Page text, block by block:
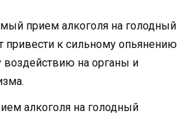
прием алкоголя на голодный
к сильному опьянению
воздействию на органы и
алкоголя на голодный